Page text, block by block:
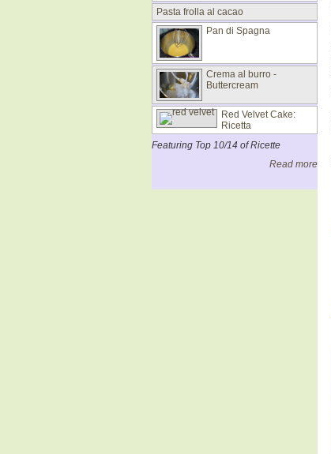
Pasta frolla al cacao
Pan di Spagna
Crema al burro -
Buttercream
Red Velvet Cake:
Ricetta
Featuring Top 10/14 of Ricette
Read more